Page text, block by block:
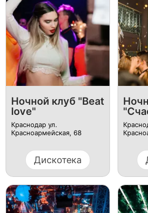
Ночной клуб "Beat
love"
Краснодар ул.
Красноармейская, 68
Дискотека